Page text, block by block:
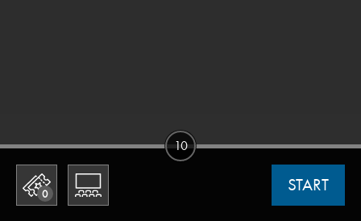
0 START
10